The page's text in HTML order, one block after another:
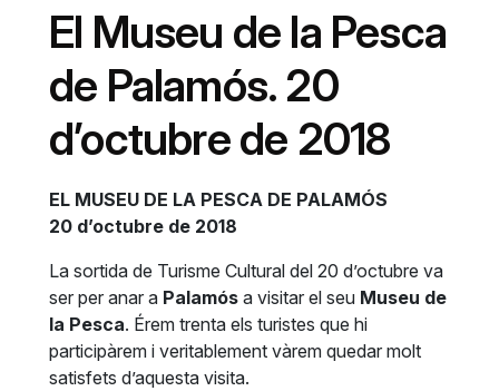
El Museu de la Pesca
de Palamós. 20
d’octubre de 2018
EL MUSEU DE LA PESCA DE PALAMÓS
20 d’octubre de 2018
La sortida de Turisme Cultural del 20 d’octubre va
ser per anar a Palamós a visitar el seu Museu de
la Pesca. Érem trenta els turistes que hi
participàrem i veritablement vàrem quedar molt
satisfets d’aquesta visita.